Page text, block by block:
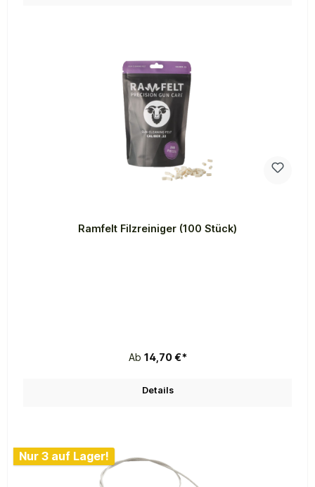
Ramfelt Filzreiniger (100 Stück)
Ab 14,70 €*
Details
Nur 3 auf Lager!